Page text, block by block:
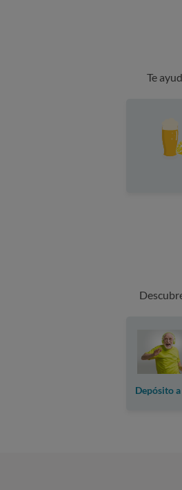
Te
Depósito